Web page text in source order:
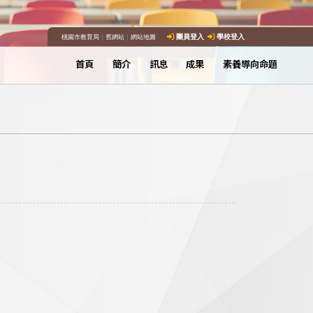
桃園市教育局｜ 舊網站｜ 網站地圖 團員登入 學校登入
首頁 簡介 訊息 成果 素養導向命題